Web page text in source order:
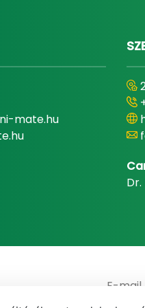
mate.hu
E-mail